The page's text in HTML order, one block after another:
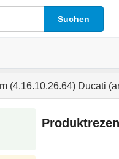
Suchen
(4.16.10.26.64) Ducati